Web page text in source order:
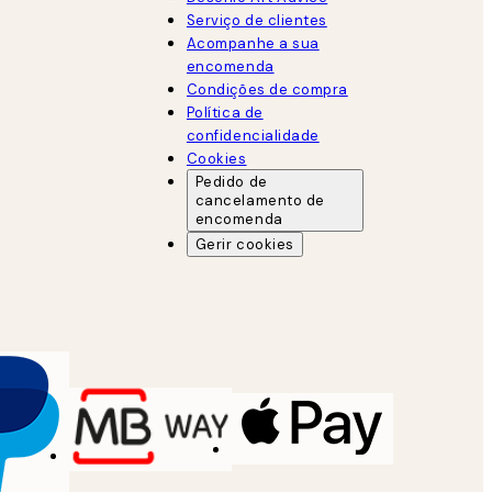
Serviço de clientes
Acompanhe a sua
encomenda
Condições de compra
Política de
confidencialidade
Cookies
Pedido de
cancelamento de
encomenda
Gerir cookies